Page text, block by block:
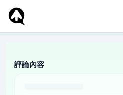
評論內容